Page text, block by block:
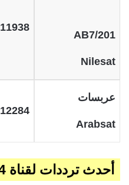
201/AB7
Nilesat
11938
عربسات
Arabsat
12284
أحدث ترددات لقناة MBC 4